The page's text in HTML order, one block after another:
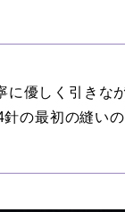
優しく引きな
の最初の縫い